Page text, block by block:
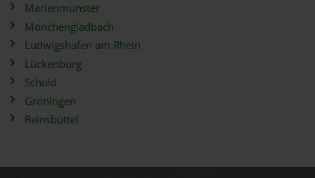
Marienmünster
Mönchengladbach
Ludwigshafen am Rhein
Lückenburg
Schuld
Gröningen
Reinsbüttel